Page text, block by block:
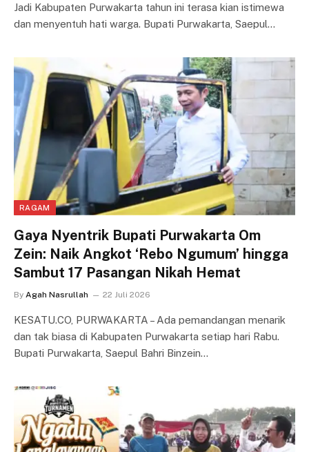
Jadi Kabupaten Purwakarta tahun ini terasa kian istimewa
dan menyentuh hati warga. Bupati Purwakarta, Saepul…
RAGAM
Gaya Nyentrik Bupati Purwakarta Om
Zein: Naik Angkot ‘Rebo Ngumum’ hingga
Sambut 17 Pasangan Nikah Hemat
By Agah Nasrullah 22 Juli 2026
KESATU.CO, PURWAKARTA – Ada pemandangan menarik
dan tak biasa di Kabupaten Purwakarta setiap hari Rabu.
Bupati Purwakarta, Saepul Bahri Binzein…